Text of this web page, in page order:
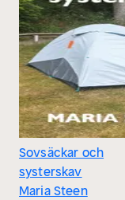
Sovsäckar och
systerskav
Maria Steen